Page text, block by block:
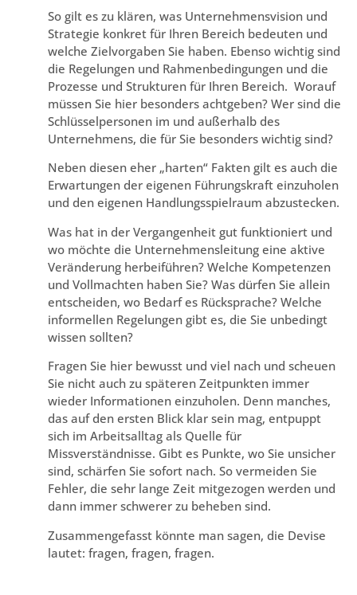
So gilt es zu klären, was Unternehmensvision und
Strategie konkret für Ihren Bereich bedeuten und
welche Zielvorgaben Sie haben. Ebenso wichtig sind
die Regelungen und Rahmenbedingungen und die
Prozesse und Strukturen für Ihren Bereich. Worauf
müssen Sie hier besonders achtgeben? Wer sind die
Schlüsselpersonen im und außerhalb des
Unternehmens, die für Sie besonders wichtig sind?
Neben diesen eher „harten“ Fakten gilt es auch die
Erwartungen der eigenen Führungskraft einzuholen
und den eigenen Handlungsspielraum abzustecken.
Was hat in der Vergangenheit gut funktioniert und
wo möchte die Unternehmensleitung eine aktive
Veränderung herbeiführen? Welche Kompetenzen
und Vollmachten haben Sie? Was dürfen Sie allein
entscheiden, wo Bedarf es Rücksprache? Welche
informellen Regelungen gibt es, die Sie unbedingt
wissen sollten?
Fragen Sie hier bewusst und viel nach und scheuen
Sie nicht auch zu späteren Zeitpunkten immer
wieder Informationen einzuholen. Denn manches,
das auf den ersten Blick klar sein mag, entpuppt
sich im Arbeitsalltag als Quelle für
Missverständnisse. Gibt es Punkte, wo Sie unsicher
sind, schärfen Sie sofort nach. So vermeiden Sie
Fehler, die sehr lange Zeit mitgezogen werden und
dann immer schwerer zu beheben sind.
Zusammengefasst könnte man sagen, die Devise
lautet: fragen, fragen, fragen.